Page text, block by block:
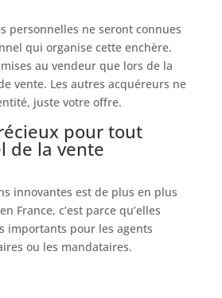
personnelles ne seront connues
qui organise cette enchère.
au vendeur que lors de la
vente. Les autres acquéreurs ne
juste votre offre.
pour tout
de la vente
innovantes est de plus en plus
France, c’est parce qu’elles
importants pour les agents
ou les mandataires.